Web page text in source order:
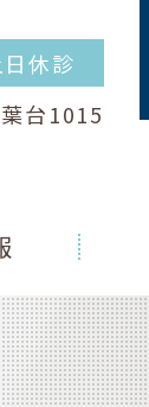
休診
台1015